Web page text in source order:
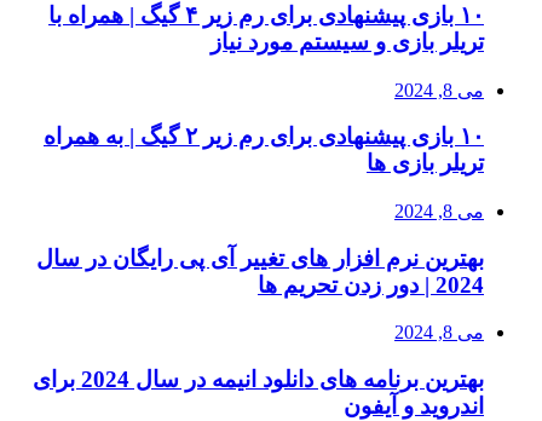
۱۰ بازی پیشنهادی برای رم زیر ۴ گیگ | همراه با
تریلر بازی و سیستم مورد نیاز
می 8, 2024
۱۰ بازی پیشنهادی برای رم زیر ۲ گیگ | به همراه
تریلر بازی ها
می 8, 2024
بهترین نرم افزار های تغییر آی پی رایگان در سال
2024 | دور زدن تحریم ها
می 8, 2024
بهترین برنامه های دانلود انیمه در سال 2024 برای
اندروید و آیفون